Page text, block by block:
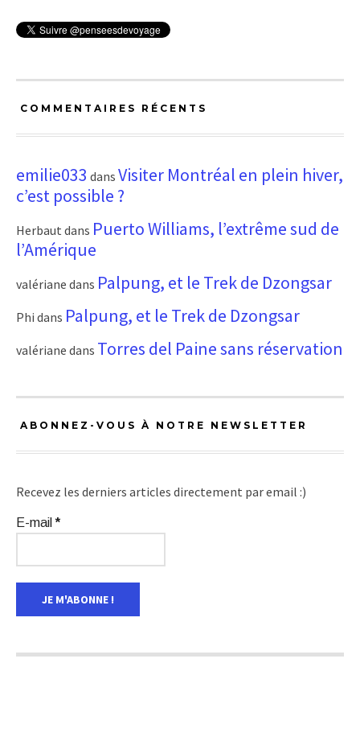
COMMENTAIRES RÉCENTS
emilie033 dans Visiter Montréal en plein hiver,
c’est possible ?
Herbaut dans Puerto Williams, l’extrême sud de
l’Amérique
valériane dans Palpung, et le Trek de Dzongsar
Phi dans Palpung, et le Trek de Dzongsar
valériane dans Torres del Paine sans réservation
ABONNEZ-VOUS À NOTRE NEWSLETTER
Recevez les derniers articles directement par email :)
E-mail*